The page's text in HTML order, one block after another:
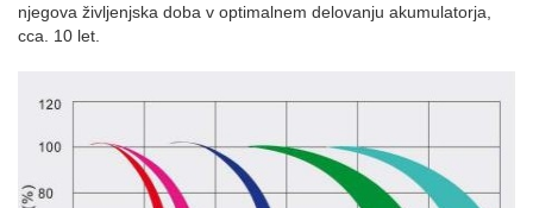
njegova življenjska doba v optimalnem delovanju akumulatorja,
cca. 10 let.